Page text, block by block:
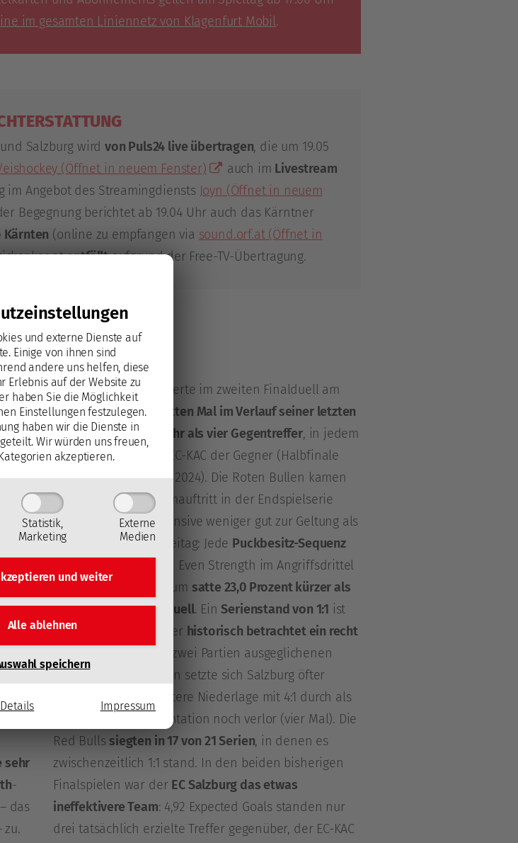
und externe Dienste auf
Einige von ihnen sind
andere uns helfen, diese
Erlebnis auf der Website zu
haben Sie die Möglichkeit
Einstellungen festzulegen.
haben wir die Dienste in
Wir würden uns freuen,
akzeptieren.
Statistik,
Marketing
Externe
Medien
undweiter
Alle ablehnen
speichern
Impressum
im gesamten Liniennetz von Klagenfurt Mobil.
Salzburg wirdvon Puls24 live übertragen, die um 19.05
(Öffnet in neuem Fenster) auch im Livestream
im Angebot des Streamingdiensts Joyn (Öffnet in neuem
Begegnung berichtet ab 19.04 Uhr auch das Kärntner
Kärnten (online zu empfangen via sound.orf.at(Öffnet in
entfälltaufgrund der Free-TV-Übertragung.
der
auf
sehr
-
– das
zu.
DerEC Salzburg
kassierte im zweiten Finalduell am
Sonntagzum erst dritten Mal im Verlauf seiner letzten
51 Playoff-Partien mehr als vier Gegentreffer, in jedem
dieser Fälle war der EC-KAC der Gegner (Halbfinale
2021 und 2023, Finale 2024). Die Roten Bullen kamen
bei ihrem ersten Heimauftritt in der Endspielserie
aber auch in der Offensive weniger gut zur Geltung als
im Auftaktspiel am Freitag: Jede Puckbesitz-Sequenz
der Mozartstädter bei Even Strength im Angriffsdrittel
war durchschnittlich um satte 23,0 Prozent kürzer als
noch im ersten Finalduell. EinSerienstand von 1:1 ist
für den Titelverteidiger historisch betrachtet ein recht
: In nach zwei Partien ausgeglichenen
„Best-of-Seven“-Serien setzte sich Salzburg öfter
(sechs Mal) ohne weitere Niederlage mit 4:1 durch als
dass man die Konfrontation noch verlor (vier Mal). Die
Red Bullssiegten in 17 von 21 Serien, in denen es
zwischenzeitlich 1:1 stand. In den beiden bisherigen
Finalspielen war der EC Salzburg das etwas
ineffektivere Team: 4,92 Expected Goals standen nur
drei tatsächlich erzielte Treffer gegenüber, der EC-KAC